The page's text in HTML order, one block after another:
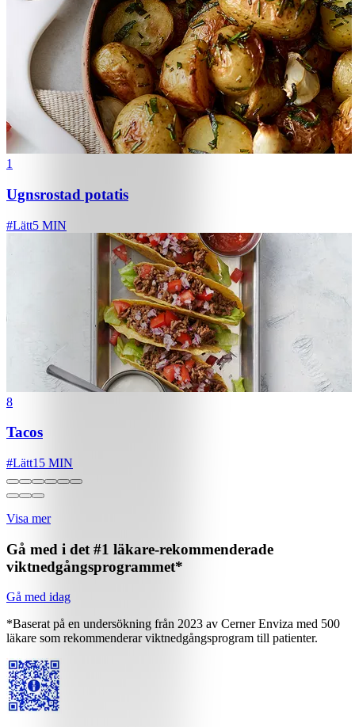
1
Ugnsrostad potatis
#Lätt5 MIN
8
Tacos
#Lätt15 MIN
Visa mer
Gå med i det #1 läkare-rekommenderade
viktnedgångsprogrammet*
Gå med idag
*Baserat på en undersökning från 2023 av Cerner Enviza med 500
läkare som rekommenderar viktnedgångsprogram till patienter.